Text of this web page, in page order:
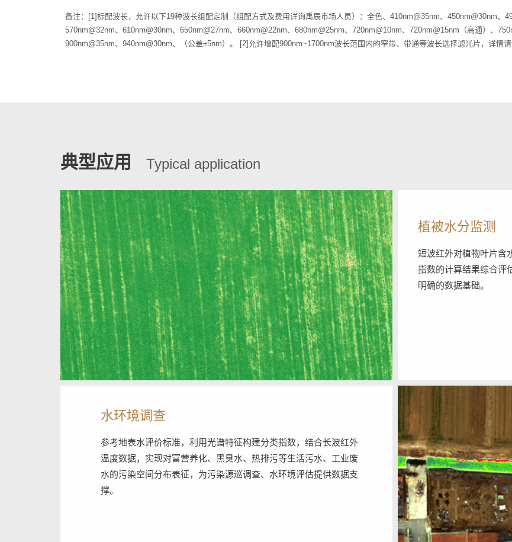
备注：[1]标配波长，允许以下19种波长组配定制（组配方式及费用详询禹辰市场人员）：全色、410nm@35nm、450nm@30nm、
570nm@32nm、610nm@30nm、650nm@27nm、660nm@22nm、680nm@25nm、720nm@10nm、720nm@15nm（高通）、
900nm@35nm、940nm@30nm、（公差±5nm）。 [2]允许增配900nm~1700nm波长范围内的窄带、带通等波长选择滤光片，详情请
典型应用 Typical application
植被水分监测
短波红外对植物叶片含
指数的计算结果综合评
明确的数据基础。
水环境调查
参考地表水评价标准，利用光谱特征构建分类指数，结合长波红外
温度数据，实现对富营养化、黑臭水、热排污等生活污水、工业废
水的污染空间分布表征，为污染源巡调查、水环境评估提供数据支
撑。